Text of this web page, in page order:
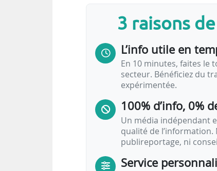
Lattraye, sur proposition du
poste d’adjointe à la sous-
• Anne-Gaëlle Baudoin,
proposition du…
3 raisons
L’info utile en
En 10 minutes, faites le
secteur. Bénéficiez du
expérimentée.
100% d’info, 0%
Un média indépendant
qualité de l’information.
publireportage, ni
Service